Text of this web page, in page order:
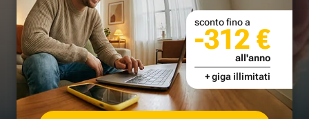
sconto fino a
-312 €
all'anno
+ giga illimitati